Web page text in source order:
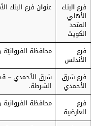
فرع البنك
الأهلي
المتحد
الكويت
عنوان فرع البنك
فرع
الأندلس
محافظة الفروانيّة
فرع شرق
الأحمدي
الشرطة.
فرع
العارضية
محافظة الفروانية \